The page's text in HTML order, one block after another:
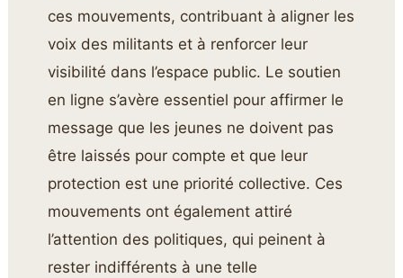
ces mouvements, contribuant à aligner les
voix des militants et à renforcer leur
visibilité dans l’espace public. Le soutien
en ligne s’avère essentiel pour affirmer le
message que les jeunes ne doivent pas
être laissés pour compte et que leur
protection est une priorité collective. Ces
mouvements ont également attiré
l’attention des politiques, qui peinent à
rester indifférents à une telle